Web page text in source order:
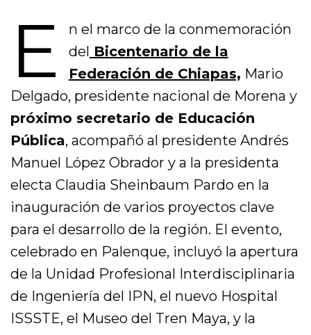
E
n el marco de la conmemoración
del Bicentenario de la
Federación de Chiapas, Mario
Delgado, presidente nacional de Morena y
próximo secretario de Educación
Pública, acompañó al presidente Andrés
Manuel López Obrador y a la presidenta
electa Claudia Sheinbaum Pardo en la
inauguración de varios proyectos clave
para el desarrollo de la región. El evento,
celebrado en Palenque, incluyó la apertura
de la Unidad Profesional Interdisciplinaria
de Ingeniería del IPN, el nuevo Hospital
ISSSTE, el Museo del Tren Maya, y la